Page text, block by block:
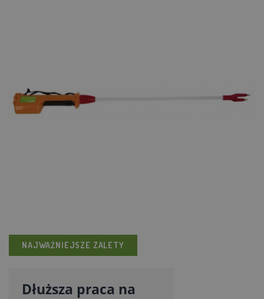
NAJWAŻNIEJSZE ZALETY
Dłuższa praca na